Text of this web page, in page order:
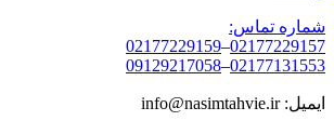
شماره تماس:
02177229157
–
02177229159
02177131553
–
09129217058
ایمیل: info@nasimtahvie.ir